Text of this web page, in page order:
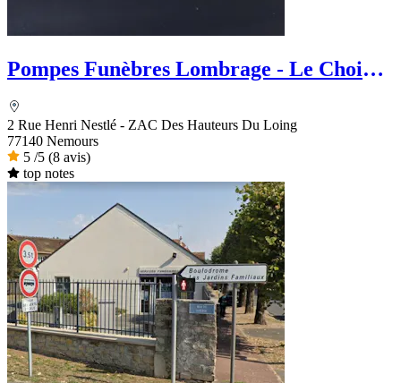
Pompes Funèbres Lombrage - Le Choix
2 Rue Henri Nestlé - ZAC Des Hauteurs Du Loing
77140 Nemours
5 /5 (8 avis)
top notes